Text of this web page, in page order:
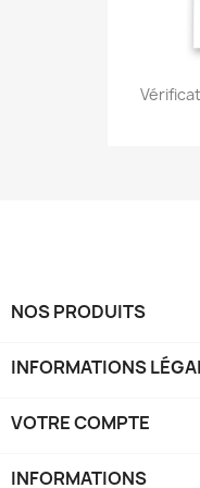
NOS PRODUITS
INFORMATIONS
VOTRE COMPTE
INFORMATIONS